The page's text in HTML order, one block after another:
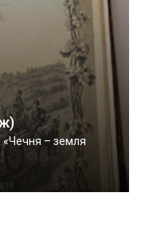
«Чечня – земля